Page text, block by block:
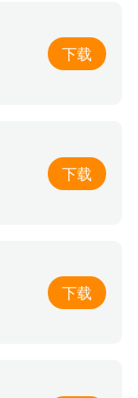
下载
下载
下载